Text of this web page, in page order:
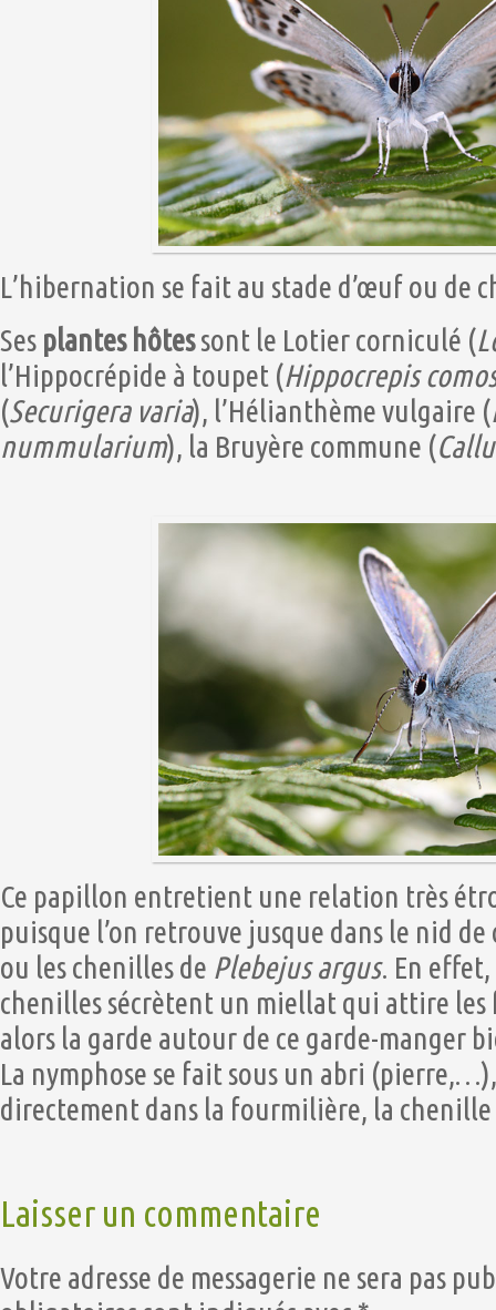
L’hibernation se fait au stade d’œuf ou de
Ses plantes hôtessont le Lotier corniculé (
l’Hippocrépide à toupet (Hippocrepis
(Securigera varia), l’Hélianthème vulgaire (
nummularium), la Bruyère commune (
Ce papillon entretient une relation très
puisque l’on retrouve jusque dans le nid de
ou les chenilles de Plebejus argus. En effet,
chenilles sécrètent un miellat qui attire
alors la garde autour de ce garde-manger
La nymphose se fait sous un abri
directement dans la fourmilière, la
Laisser un commentaire
Votre adresse de messagerie ne sera pas